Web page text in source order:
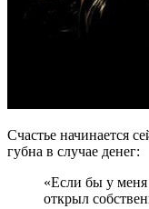
Сча­стье на­чи­на­ет­ся
губ­на в слу­чае денег:
«Если бы у
открыл